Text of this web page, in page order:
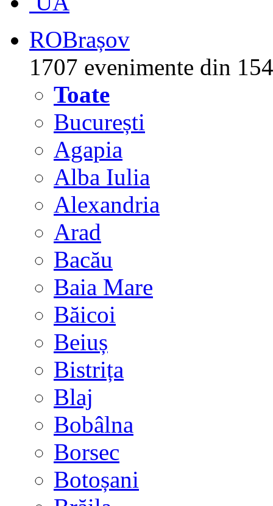
ROBrașov
1707 evenimente din
Toate
București
Agapia
Alba Iulia
Alexandria
Arad
Bacău
Baia Mare
Băicoi
Beiuș
Bistrița
Blaj
Bobâlna
Borsec
Botoșani